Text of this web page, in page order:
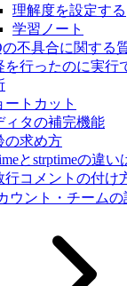
理解度を設定する
学習ノート
の不具合に関する
を行ったのに実行
ートカット
ィタの補完機能
の求め方
とstrptimeの違
行コメントの付け
ウント・チーム